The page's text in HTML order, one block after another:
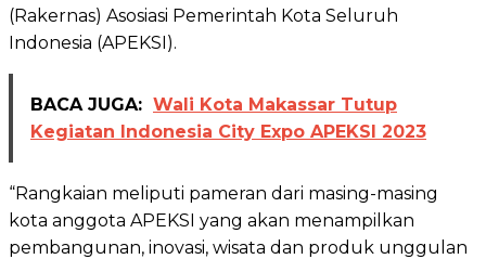
(Rakernas) Asosiasi Pemerintah Kota Seluruh
Indonesia (APEKSI).
BACA JUGA: Wali Kota Makassar Tutup
Kegiatan Indonesia City Expo APEKSI 2023
“Rangkaian meliputi pameran dari masing-masing
kota anggota APEKSI yang akan menampilkan
pembangunan, inovasi, wisata dan produk unggulan